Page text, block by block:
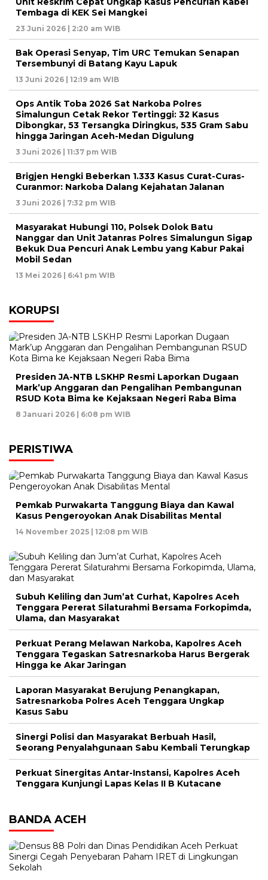
Tembaga di KEK Sei Mangkei
23 Juni 2026 | 2:20 am WIB
Bak Operasi Senyap, Tim URC Temukan Senapan
Tersembunyi di Batang Kayu Lapuk
13 Juni 2026 | 12:19 am WIB
Ops Antik Toba 2026 Sat Narkoba Polres
Simalungun Cetak Rekor Tertinggi: 32 Kasus
Dibongkar, 53 Tersangka Diringkus, 535 Gram Sabu
hingga Jaringan Aceh-Medan Digulung
3 Juni 2026 | 11:37 pm WIB
Brigjen Hengki Beberkan 1.333 Kasus Curat-Curas-
Curanmor: Narkoba Dalang Kejahatan Jalanan
3 Juni 2026 | 7:32 pm WIB
Masyarakat Hubungi 110, Polsek Dolok Batu
Nanggar dan Unit Jatanras Polres Simalungun Sigap
Bekuk Dua Pencuri Anak Lembu yang Kabur Pakai
Mobil Sedan
13 Mei 2026 | 6:41 pm WIB
KORUPSI
Presiden JA-NTB LSKHP Resmi Laporkan Dugaan
Mark’up Anggaran dan Pengalihan Pembangunan
RSUD Kota Bima ke Kejaksaan Negeri Raba Bima
8 Januari 2026 | 6:08 pm WIB
PERISTIWA
Pemkab Purwakarta Tanggung Biaya dan Kawal
Kasus Pengeroyokan Anak Disabilitas Mental
14 November 2025 | 12:08 pm WIB
Subuh Keliling dan Jum’at Curhat, Kapolres Aceh
Tenggara Pererat Silaturahmi Bersama Forkopimda,
Ulama, dan Masyarakat
Perkuat Perang Melawan Narkoba, Kapolres Aceh
Tenggara Tegaskan Satresnarkoba Harus Bergerak
Hingga ke Akar Jaringan
Laporan Masyarakat Berujung Penangkapan,
Satresnarkoba Polres Aceh Tenggara Ungkap
Kasus Sabu
Sinergi Polisi dan Masyarakat Berbuah Hasil,
Seorang Penyalahgunaan Sabu Kembali Terungkap
Perkuat Sinergitas Antar-Instansi, Kapolres Aceh
Tenggara Kunjungi Lapas Kelas II B Kutacane
BANDA ACEH